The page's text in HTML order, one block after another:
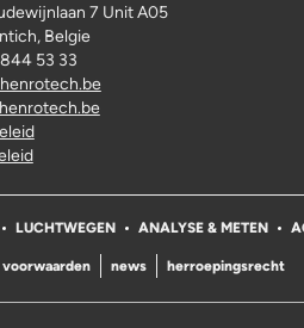
7 Unit A05
Belgie
53 33
LUCHTWEGEN ANALYSE & METEN
voorwaarden news herroepingsrecht